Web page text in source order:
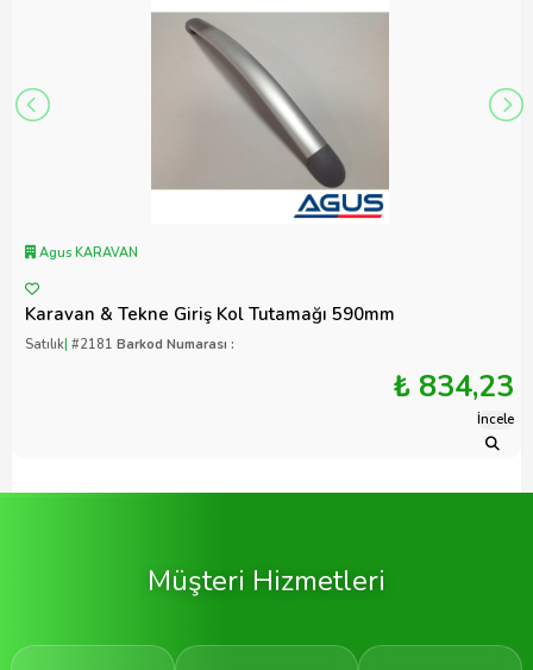
Agus KARAVAN
Karavan & Tekne Giriş Kol Tutamağı 590mm
Satılık| #2181 Barkod Numarası :
₺ 834,23
İncele
Müşteri Hizmetleri